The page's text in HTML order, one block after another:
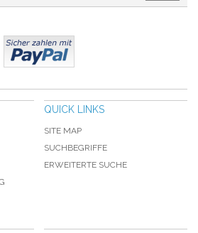
QUICK LINKS
SITE MAP
SUCHBEGRIFFE
ERWEITERTE SUCHE